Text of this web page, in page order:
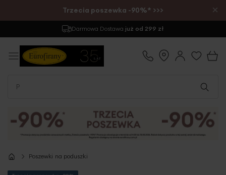
Trzecia poszewka -90%* >>> ×
Darmowa Dostawa już od 299 zł
Poszewki na poduszki